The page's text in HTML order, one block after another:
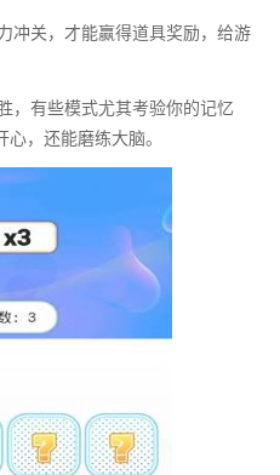
冲关，才能赢得道具奖励，给游
，有些模式尤其考验你的记忆
，还能磨练大脑。